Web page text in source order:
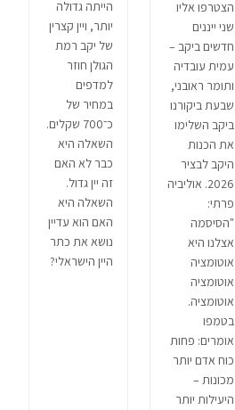
הצטרפו אליו
שני ייננים
חדשים ביקב –
עמית עובדיה
ותומר ראובני,
שבעת ביקורנו
ביקב השלימו
את הכנות
היקב לבציר
2026. אוליביה
פרתי:
"הסיסמה
אצלנו היא
אוטומציה
אוטומציה
אוטומציה.
בטמפו
אומרים: פחות
כוח אדם יותר
מכונות –
היעילות יותר
הייתה גדולה
יותר, ויין קצרין
של יקב רמת
הגולן חוזר
למדפים
במחיר של
כ־700 שקלים.
השאלה היא
כבר לא האם
זה יין גדול.
השאלה היא
האם הוא עדיין
נושא את כתר
היין הישראלי?